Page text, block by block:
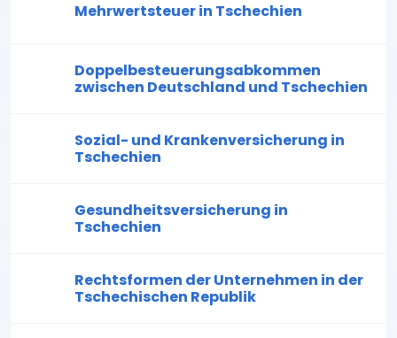
Mehrwertsteuer in Tschechien
Doppelbesteuerungsabkommen
zwischen Deutschland und Tschechien
Sozial- und Krankenversicherung in
Tschechien
Gesundheitsversicherung in
Tschechien
Rechtsformen der Unternehmen in der
Tschechischen Republik